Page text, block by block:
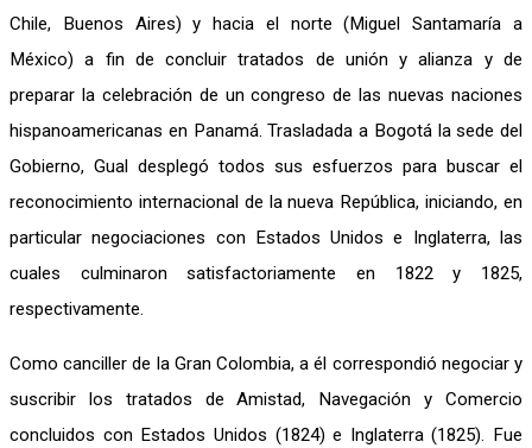
Chile, Buenos Aires) y hacia el norte (Miguel Santamaría a
México) a fin de concluir tratados de unión y alianza y de
preparar la celebración de un congreso de las nuevas naciones
hispanoamericanas en Panamá. Trasladada a Bogotá la sede del
Gobierno, Gual desplegó todos sus esfuerzos para buscar el
reconocimiento internacional de la nueva República, iniciando, en
particular negociaciones con Estados Unidos e Inglaterra, las
cuales culminaron satisfactoriamente en 1822 y 1825,
respectivamente.
Como canciller de la Gran Colombia, a él correspondió negociar y
suscribir los tratados de Amistad, Navegación y Comercio
concluidos con Estados Unidos (1824) e Inglaterra (1825). Fue